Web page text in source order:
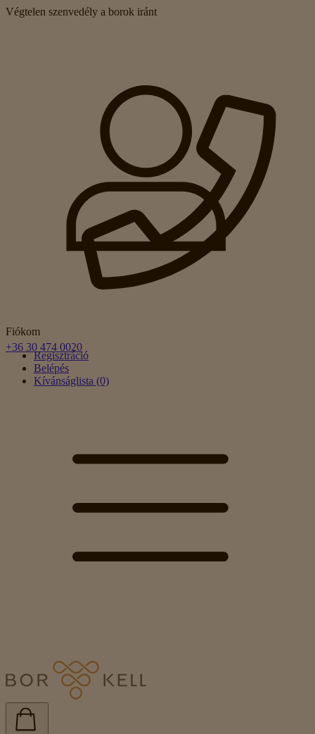
Végtelen szenvedély a borok iránt
Fiókom
Regisztráció
Belépés
Kívánságlista (0)
+36 30 474 0020